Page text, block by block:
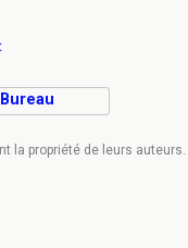
Bureau
la propriété de leurs auteurs.